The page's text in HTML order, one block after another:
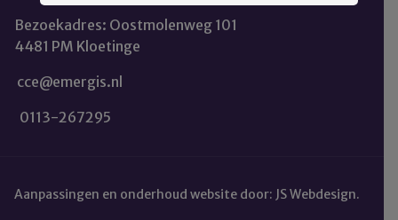
Bezoekadres: Oostmolenweg 101
4481 PM Kloetinge
cce@emergis.nl
0113-267295
Aanpassingen en onderhoud website door: JS Webdesign.